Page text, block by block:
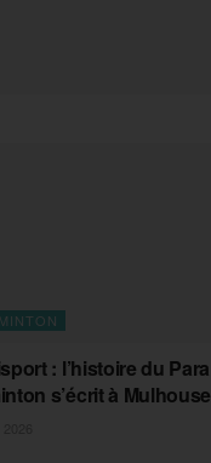
: l’histoire du Para
s’écrit à Mulhouse